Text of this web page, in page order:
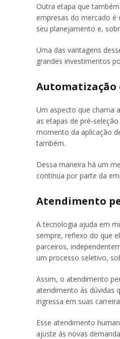
Outra etapa que
empresas do mercado é
seu planejamento e,
Uma das vantagens
grandes investimentos
Automatização
Um aspecto que chama
as etapas de pré-
momento da aplicação
também.
Dessa maneira há um
contínua por parte da
Atendimento
A tecnologia ajuda em
sempre, reflexo do que
parceiros,
um processo seletivo,
Assim, o atendimento
atendimento às dúvidas
ingressa em suas
Esse atendimento
ajuste às novas